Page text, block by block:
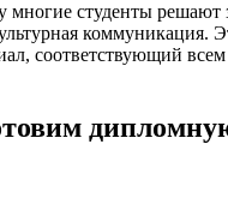
студенты решают
коммуникация.
соответствующий